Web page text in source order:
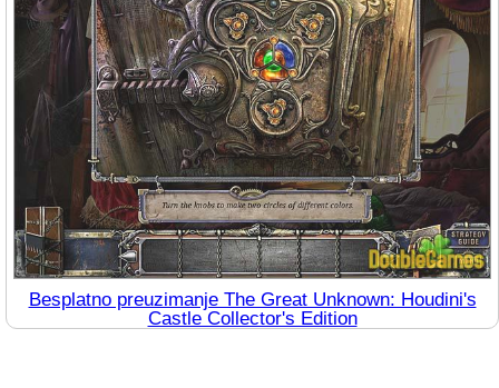
Besplatno preuzimanje The Great Unknown: Houdini's
Castle Collector's Edition